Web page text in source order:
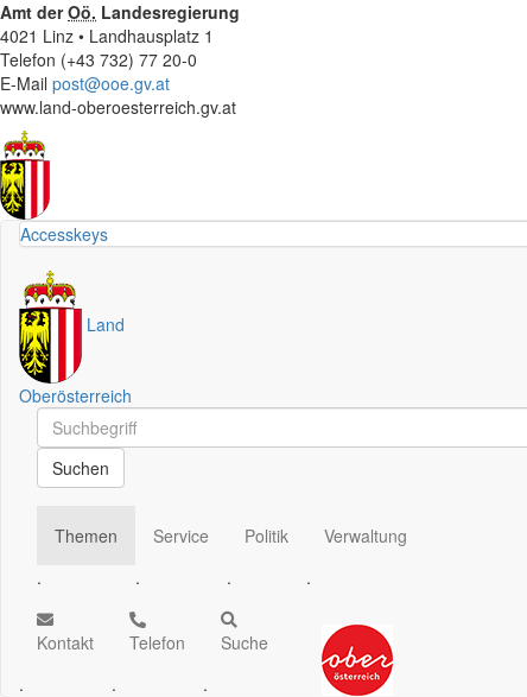
Amt derOö. Landesregierung
4021 Linz • Landhausplatz 1
Telefon (+43 732) 77 20-0
E-Mail post@ooe.gv.at
www.land-oberoesterreich.gv.at
Accesskeys
Land
Oberösterreich
Schnellsuche
Schnellsuche
Suchen
Themen
.
Service
.
Politik
.
Verwaltung
.
Kontakt
.
Telefon
.
Suche
.